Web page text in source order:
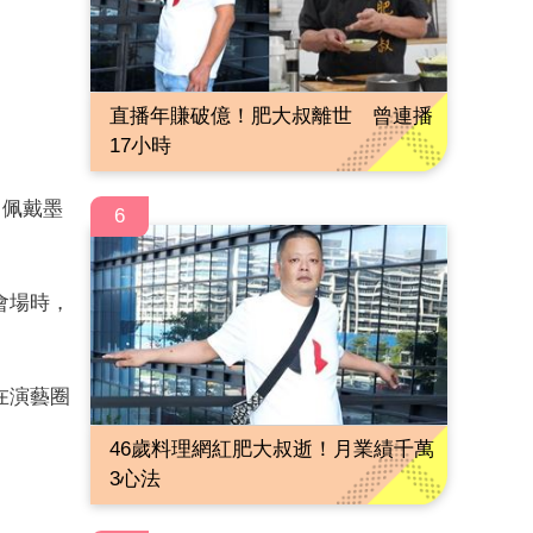
戴墨
時，
演藝圈
直播年賺破億！肥大叔離世 曾連播
17小時
6
46歲料理網紅肥大叔逝！月業績千萬
3心法